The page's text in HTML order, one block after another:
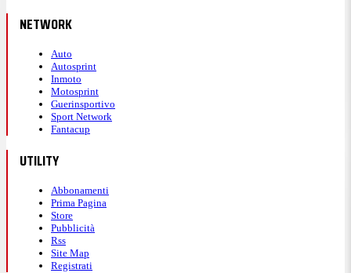
NETWORK
Auto
Autosprint
Inmoto
Motosprint
Guerinsportivo
Sport Network
Fantacup
UTILITY
Abbonamenti
Prima Pagina
Store
Pubblicità
Rss
Site Map
Registrati